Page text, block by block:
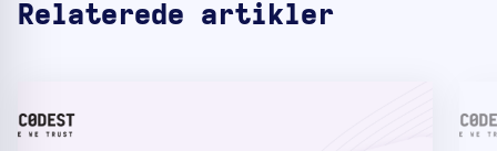
Relaterede artikler